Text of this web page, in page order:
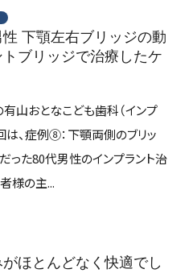
下顎左右ブリッジの動
ブリッジで治療したケ
山おとなこども歯科（インプ
は、症例⑧：下顎両側のブリッ
った80代男性のインプラント治
様の主...
がほとんどなく快適でし